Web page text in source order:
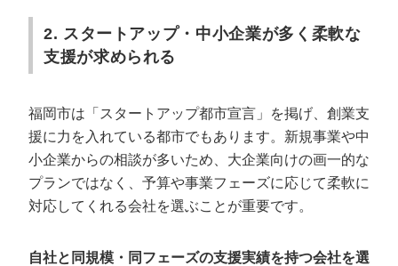
Web集客会社とホームページ制作会社は何が違います
か？
成果が出るまでどのくらいの期間がかかりますか？
LINE公式アカウントの運用も依頼できますか？
契約期間の縛りはありますか？
解約する際に注意すべき点は何ですか？
2. スタートアップ・中小企業が多く柔軟な
支援が求められる
福岡市は「スタートアップ都市宣言」を掲げ、創業支
援に力を入れている都市でもあります。新規事業や中
小企業からの相談が多いため、大企業向けの画一的な
プランではなく、予算や事業フェーズに応じて柔軟に
対応してくれる会社を選ぶことが重要です。
自社と同規模・同フェーズの支援実績を持つ会社を選